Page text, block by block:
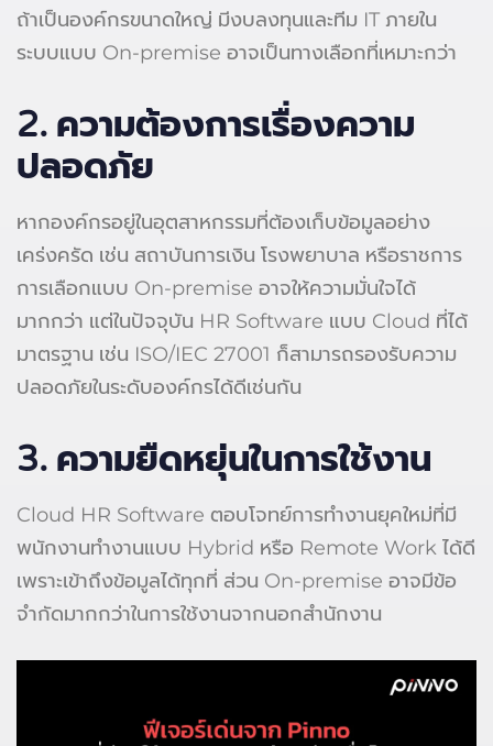
ถ้าเป็นองค์กรขนาดใหญ่ มีงบลงทุนและทีม IT ภายใน
ระบบแบบ On-premise อาจเป็นทางเลือกที่เหมาะกว่า
2. ความต้องการเรื่องความ
ปลอดภัย
หากองค์กรอยู่ในอุตสาหกรรมที่ต้องเก็บข้อมูลอย่าง
เคร่งครัด เช่น สถาบันการเงิน โรงพยาบาล หรือราชการ
การเลือกแบบ On-premise อาจให้ความมั่นใจได้
มากกว่า แต่ในปัจจุบัน HR Software แบบ Cloud ที่ได้
มาตรฐาน เช่น ISO/IEC 27001 ก็สามารถรองรับความ
ปลอดภัยในระดับองค์กรได้ดีเช่นกัน
3. ความยืดหยุ่นในการใช้งาน
Cloud HR Software ตอบโจทย์การทำงานยุคใหม่ที่มี
พนักงานทำงานแบบ Hybrid หรือ Remote Work ได้ดี
เพราะเข้าถึงข้อมูลได้ทุกที่ ส่วน On-premise อาจมีข้อ
จำกัดมากกว่าในการใช้งานจากนอกสำนักงาน